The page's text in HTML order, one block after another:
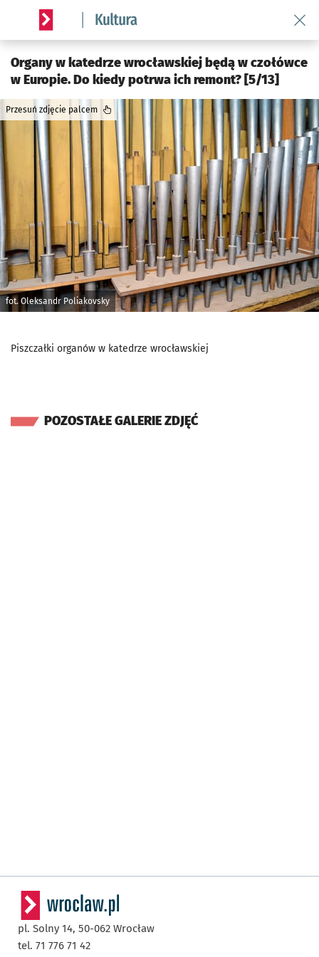
Serwis informacyjny wroclaw.pl podserwis: Kultura
Organy w katedrze wrocławskiej będą w czołówce
w Europie. Do kiedy potrwa ich remont? [5/13]
fot. Oleksandr Poliakovsky
Przesuń zdjęcie palcem
Piszczałki organów w katedrze wrocławskiej
POZOSTAŁE GALERIE ZDJĘĆ
pl. Solny 14, 50-062 Wrocław
tel. 71 776 71 42